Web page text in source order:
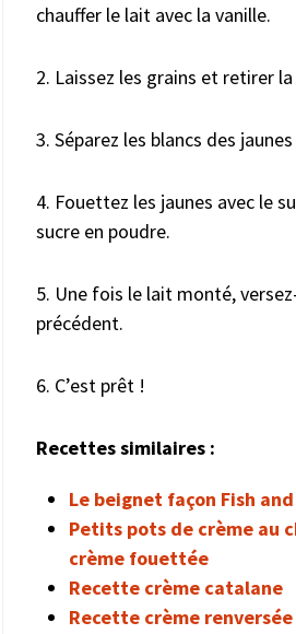
chauffer le lait avec la vanille.
2. Laissez les grains et retirer
3. Séparez les blancs des
4. Fouettez les jaunes avec le
sucre en poudre.
5. Une fois le lait monté,
précédent.
6. C’est prêt !
Recettes similaires :
Le beignet façon Fish
Petits pots de crème au
crème fouettée
Recette crème catalane
Recette crème